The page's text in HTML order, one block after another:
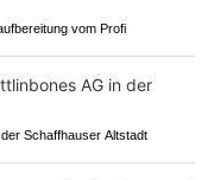
vom Profi
Schaffhauser Altstadt